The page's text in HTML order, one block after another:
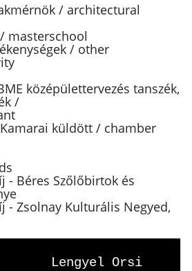
/ architectural
masterschool
/ other
középülettervezés tanszék,
/
küldött / chamber
- Béres Szőlőbirtok és
- Zsolnay Kulturális Negyed,
Lengyel Orsi